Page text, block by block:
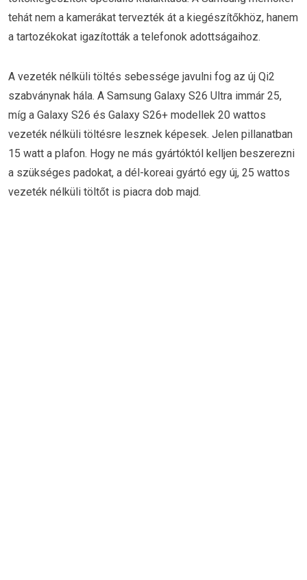
tehát nem a kamerákat tervezték át a kiegészítőkhöz, hanem
a tartozékokat igazították a telefonok adottságaihoz.
A vezeték nélküli töltés sebessége javulni fog az új Qi2
szabványnak hála. A Samsung Galaxy S26 Ultra immár 25,
míg a Galaxy S26 és Galaxy S26+ modellek 20 wattos
vezeték nélküli töltésre lesznek képesek. Jelen pillanatban
15 watt a plafon. Hogy ne más gyártóktól kelljen beszerezni
a szükséges padokat, a dél-koreai gyártó egy új, 25 wattos
vezeték nélküli töltőt is piacra dob majd.